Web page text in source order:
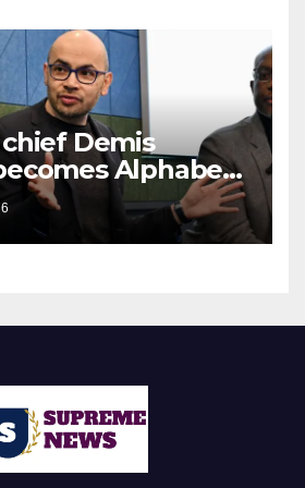
Demis
Alphabet
in leadership